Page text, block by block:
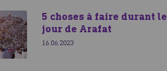
5 choses à faire durant le
jour de Arafat
16.06.2023